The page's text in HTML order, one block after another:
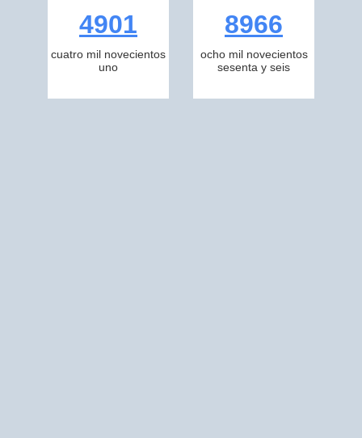
4901
cuatro mil novecientos
uno
8966
ocho mil novecientos
sesenta y seis